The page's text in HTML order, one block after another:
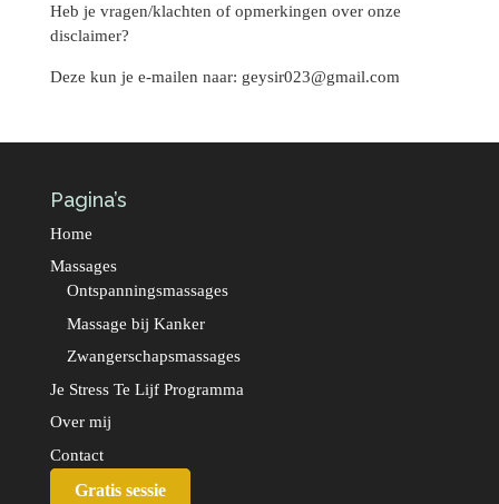
Heb je vragen/klachten of opmerkingen over onze
disclaimer?
Deze kun je e-mailen naar: geysir023@gmail.com
Pagina’s
Home
Massages
Ontspanningsmassages
Massage bij Kanker
Zwangerschapsmassages
Je Stress Te Lijf Programma
Over mij
Contact
Gratis sessie